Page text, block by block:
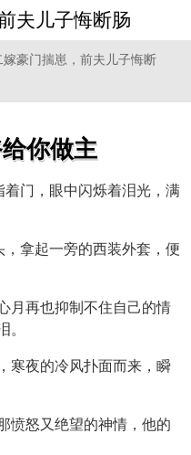
夫儿子悔断肠
嫁豪门揣崽，前夫儿子悔断
你做主
着门，眼中闪烁着泪光，满
，拿起一旁的西装外套，便
月再也抑制不住自己的情
。
寒夜的冷风扑面而来，瞬
愤怒又绝望的神情，他的